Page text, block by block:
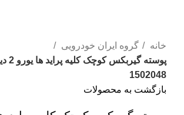
خانه
گروه ایران خودرویی
پوسته
1502048
بازگشت به محصولات